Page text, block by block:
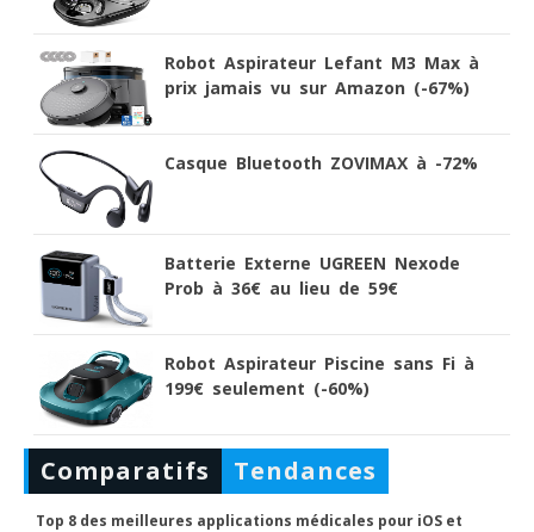
Robot Aspirateur Lefant M3 Max à
prix jamais vu sur Amazon (-67%)
Casque Bluetooth ZOVIMAX à -72%
Batterie Externe UGREEN Nexode
Prob à 36€ au lieu de 59€
Robot Aspirateur Piscine sans Fi à
199€ seulement (-60%)
Comparatifs Tendances
Top 8 des meilleures applications médicales pour iOS et